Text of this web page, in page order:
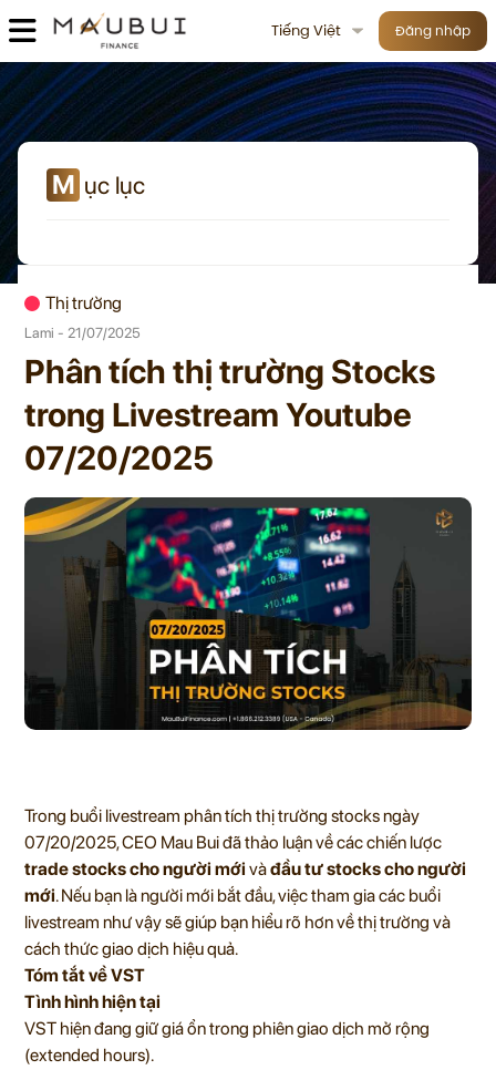
Tiếng Việt Đăng nhập
M ục lục
Thị trường
Lami - 21/07/2025
Phân tích thị trường Stocks
trong Livestream Youtube
07/20/2025
Trong buổi livestream phân tích thị trường stocks ngày
07/20/2025, CEO Mau Bui đã thảo luận về các chiến lược
trade stocks cho người mới vàđầu tư stocks cho người
mới. Nếu bạn là người mới bắt đầu, việc tham gia các buổi
livestream như vậy sẽ giúp bạn hiểu rõ hơn về thị trường và
cách thức giao dịch hiệu quả.
Tóm tắt về VST
Tình hình hiện tại
VST hiện đang giữ giá ổn trong phiên giao dịch mở rộng
(extended hours).